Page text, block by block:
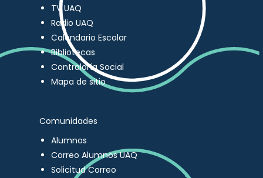
TV UAQ
Radio UAQ
Calendario Escolar
Bibliotecas
Contraloría Social
Mapa de sitio
Comunidades
Alumnos
Correo Alumnos UAQ
Solicitud Correo